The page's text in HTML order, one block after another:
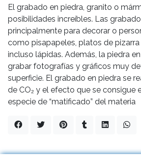
El grabado en piedra, granito o
posibilidades increíbles. Las
principalmente para decorar o
como pisapapeles, platos de
incluso lápidas. Además, la piedra
grabar fotografías y gráficos muy
superficie. El grabado en piedra se
de CO₂ y el efecto que se consigue
especie de “matificado” del materia